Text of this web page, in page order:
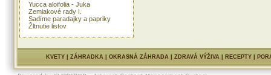
Yucca aloifolia - Juka
Zemiakové rady I.
Sadíme paradajky a papriky
Žltnutie listov
KVETY| ZÁHRADKA| OKRASNÁ ZÁHRADA| ZDRAVÁ VÝŽIVA| RECEPTY|